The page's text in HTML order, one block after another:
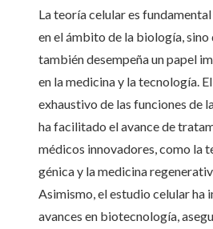
La teoría celular es
en el ámbito de la biología, sino
también desempeña un papel
en la medicina y la tecnología.
exhaustivo de las funciones de
ha facilitado el avance de
médicos innovadores, como la
génica y la medicina
Asimismo, el estudio celular ha
avances en biotecnología,